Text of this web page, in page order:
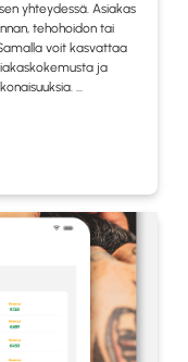
yhteydessä. Asiakas
tehohoidon tai
voit kasvattaa
ja
…